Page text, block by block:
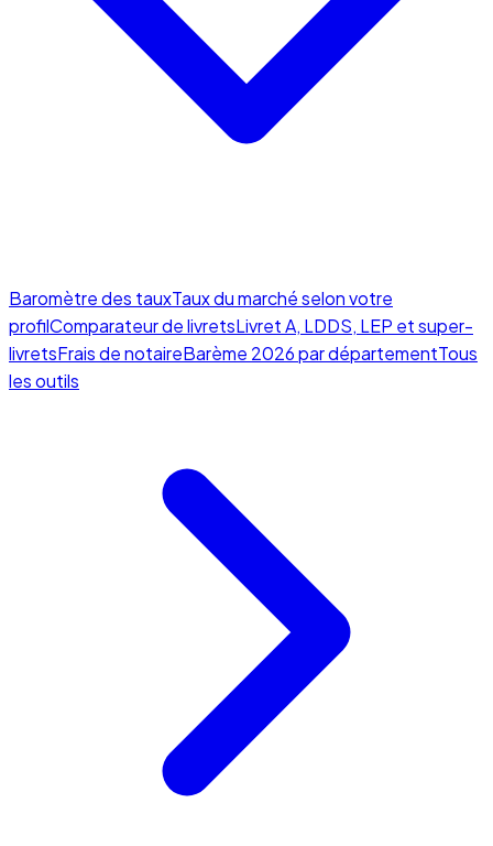
Baromètre des tauxTaux du marché selon votre
profilComparateur de livretsLivret A, LDDS, LEP et super-
livretsFrais de notaireBarème 2026 par départementTous
les outils